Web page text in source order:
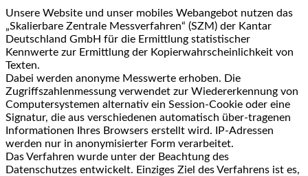
Unsere Website und unser mobiles Webangebot nutzen das
„Skalierbare Zentrale Messverfahren“ (SZM) der Kantar
Deutschland GmbH für die Ermittlung statistischer
Kennwerte zur Ermittlung der Kopierwahrscheinlichkeit von
Texten.
Dabei werden anonyme Messwerte erhoben. Die
Zugriffszahlenmessung verwendet zur Wiedererkennung von
Computersystemen alternativ ein Session-Cookie oder eine
Signatur, die aus verschiedenen automatisch über-tragenen
Informationen Ihres Browsers erstellt wird. IP-Adressen
werden nur in anonymisierter Form verarbeitet.
Das Verfahren wurde unter der Beachtung des
Datenschutzes entwickelt. Einziges Ziel des Verfahrens ist es,